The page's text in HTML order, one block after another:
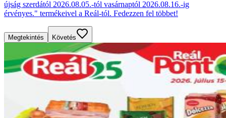
újság szerdától 2026.08.05.-tól vasárnaptól 2026.08.16.-ig
érvényes." termékeivel a Reál-tól. Fedezzen fel többet!
Megtekintés Követés